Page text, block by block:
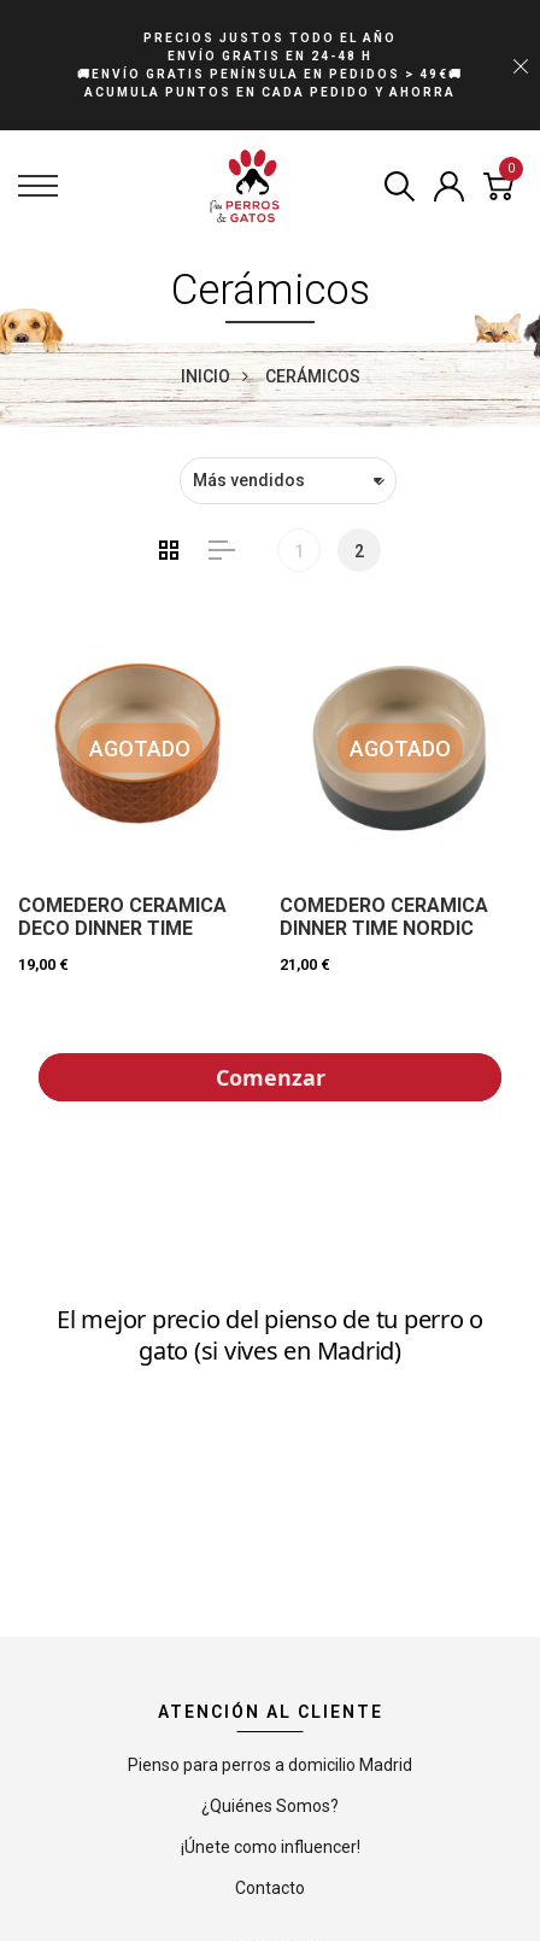
PRECIOS JUSTOS TODO EL AÑO
ENVÍO GRATIS EN 24-48 H
🚚ENVÍO GRATIS PENÍNSULA EN PEDIDOS > 49€🚚
ACUMULA PUNTOS EN CADA PEDIDO Y AHORRA
0
Cerámicos
INICIO CERÁMICOS
1 2
AGOTADO
COMEDERO CERAMICA
DECO DINNER TIME
19,00 €
AGOTADO
COMEDERO CERAMICA
DINNER TIME NORDIC
21,00 €
ATENCIÓN AL CLIENTE
Pienso para perros a domicilio Madrid
¿Quiénes Somos?
¡Únete como influencer!
Contacto